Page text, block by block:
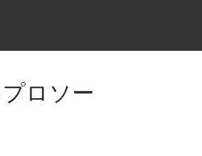
ロソー